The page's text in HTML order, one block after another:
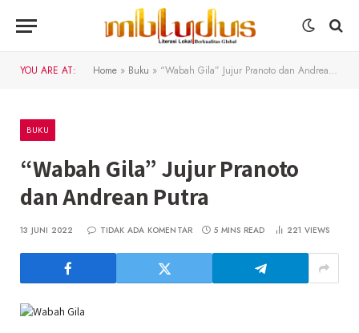
YOU ARE AT: Home » Buku » “Wabah Gila” Jujur Pranoto dan Andrean Putra
BUKU
“Wabah Gila” Jujur Pranoto
dan Andrean Putra
13 JUNI 2022 TIDAK ADA KOMENTAR 5 MINS READ 221 VIEWS